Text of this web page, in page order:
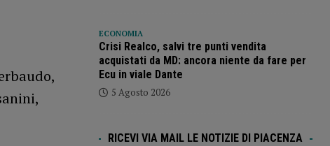
ECONOMIA
Crisi Realco, salvi tre punti vendita
acquistati da MD: ancora niente da fare per
Ecu in viale Dante
5 Agosto 2026
RICEVI VIA MAIL LE NOTIZIE DI PIACENZA